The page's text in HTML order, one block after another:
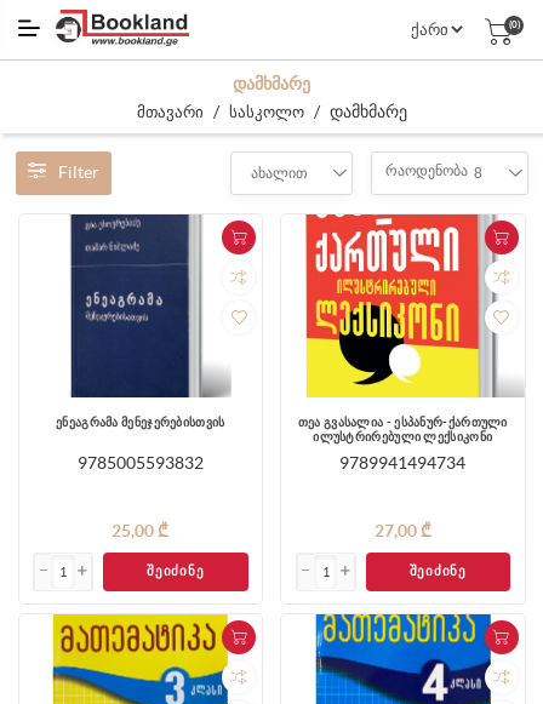
(0)
ᲓᲐᲛᲮᲛᲐᲠᲔ
მთავარი / სასკოლო / დამხმარე
Filter ახალით რაოდენობა 8
ენეაგრამა მენეჯერებისთვის
9785005593832
25,00 ₾
ᲨᲔᲘᲫᲘᲜᲔ
თეა გვასალია - ესპანურ-ქართული
ილუსტრირებული ლექსიკონი
9789941494734
27,00 ₾
ᲨᲔᲘᲫᲘᲜᲔ